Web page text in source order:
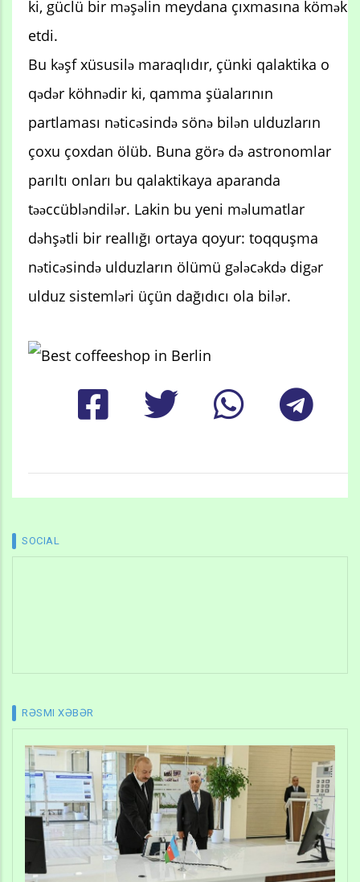
ki, güclü bir məşəlin meydana çıxmasına kömək
etdi.
Bu kəşf xüsusilə maraqlıdır, çünki qalaktika o
qədər köhnədir ki, qamma şüalarının
partlaması nəticəsində sönə bilən ulduzların
çoxu çoxdan ölüb. Buna görə də astronomlar
parıltı onları bu qalaktikaya aparanda
təəccübləndilər. Lakin bu yeni məlumatlar
dəhşətli bir reallığı ortaya qoyur: toqquşma
nəticəsində ulduzların ölümü gələcəkdə digər
ulduz sistemləri üçün dağıdıcı ola bilər.
SOCIAL
RƏSMI XƏBƏR